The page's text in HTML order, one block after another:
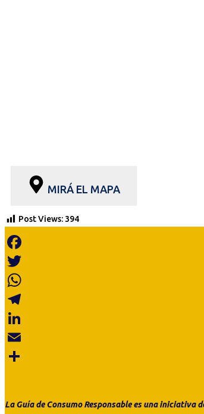
MIRÁ EL MAPA
Post Views: 394
Facebook
Twitter
WhatsApp
Telegram
LinkedIn
Email
La Guía de ConsumoResponsable esunainiciativa